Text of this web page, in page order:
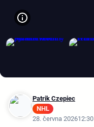
Patrik Czepiec
NHL
28. června 202612:30